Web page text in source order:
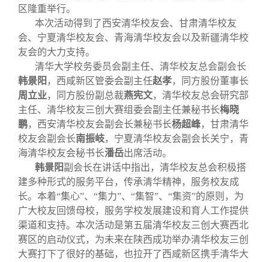
校友视界
理事会名单
制度法规
联系我们
区隆重举行。
本次活动得到了西安清华校友会、甘肃清华校友
会、宁夏清华校友会、青海清华校友会以及新疆清华校
友会的大力支持。
清华大学校务委员会副主任、清华校友总会副会长
韩景阳 ，西咸新区管委会副主任赵孝，同方股份董事长
周立业，同方股份副总裁燕宪文，清华校友总会研究部
主任、清华校友三创大赛组委会副主任兼秘书长梅晓
鹏，西安清华校友会副会长兼秘书长杨超峰，甘肃清华
校友会副会长南振岐，宁夏清华校友会副会长关宁，青
海清华校友会秘书长潘岳出席活动。
韩景阳副会长在讲话中指出，清华校友总会积极搭
建多种形式的服务平台，传承清华精神，服务校友成
长。本着“集心”、“集力”、“集智”、“集资”的原则，为
广大校友回馈母校，服务学校发展建设和育人工作提供
渠道和支持。本次活动是第五届清华校友三创大赛西北
赛区的启动仪式，为未来在陕西成功举办清华校友三创
大赛打下了很好的基础，也拉开了西咸新区携手清华大